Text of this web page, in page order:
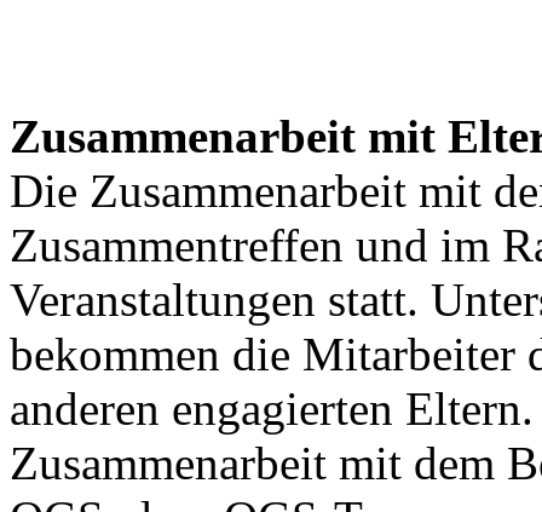
Zusammenarbeit mit
Die Zusammenarbeit mit
Zusammentreffen und im
Veranstaltungen statt.
bekommen die Mitarbeiter
anderen engagierten
Zusammenarbeit mit dem